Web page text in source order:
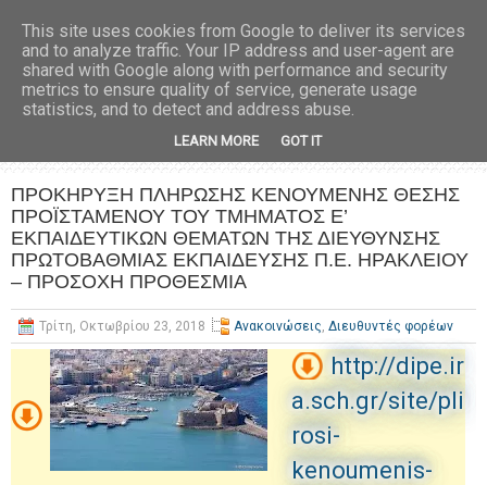
ΠΡΟΚΗΡΥΞΗ ΠΛΗΡΩΣΗΣ ΚΕΝΟΥΜΕΝΗΣ ΘΕΣΗΣ
ΠΡΟΪΣΤΑΜΕΝΟΥ ΤΟΥ ΤΜΗΜΑΤΟΣ Ε’
ΕΚΠΑΙΔΕΥΤΙΚΩΝ ΘΕΜΑΤΩΝ ΤΗΣ ΔΙΕΥΘΥΝΣΗΣ
ΠΡΩΤΟΒΑΘΜΙΑΣ ΕΚΠΑΙΔΕΥΣΗΣ Π.Ε. ΗΡΑΚΛΕΙΟΥ
– ΠΡΟΣΟΧΗ ΠΡΟΘΕΣΜΙΑ
Τρίτη, Οκτωβρίου 23, 2018 Ανακοινώσεις, Διευθυντές φορέων
http://dipe.ir
a.sch.gr/site/pli
rosi-
kenoumenis-
This site uses cookies from Google to deliver its services
and to analyze traffic. Your IP address and user-agent are
shared with Google along with performance and security
metrics to ensure quality of service, generate usage
statistics, and to detect and address abuse.
LEARN MORE GOT IT